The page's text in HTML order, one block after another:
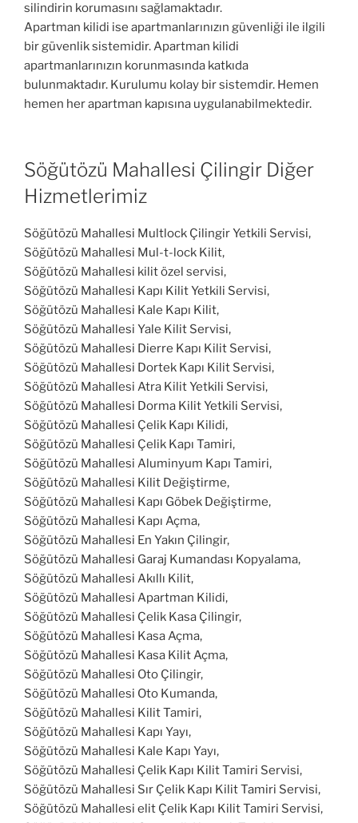
silindirin korumasını sağlamaktadır.
Apartman kilidi ise apartmanlarınızın güvenliği ile ilgili
bir güvenlik sistemidir. Apartman kilidi
apartmanlarınızın korunmasında katkıda
bulunmaktadır. Kurulumu kolay bir sistemdir. Hemen
hemen her apartman kapısına uygulanabilmektedir.
Söğütözü Mahallesi Çilingir Diğer
Hizmetlerimiz
Söğütözü Mahallesi Multlock Çilingir Yetkili Servisi,
Söğütözü Mahallesi Mul-t-lock Kilit,
Söğütözü Mahallesi kilit özel servisi,
Söğütözü Mahallesi Kapı Kilit Yetkili Servisi,
Söğütözü Mahallesi Kale Kapı Kilit,
Söğütözü Mahallesi Yale Kilit Servisi,
Söğütözü Mahallesi Dierre Kapı Kilit Servisi,
Söğütözü Mahallesi Dortek Kapı Kilit Servisi,
Söğütözü Mahallesi Atra Kilit Yetkili Servisi,
Söğütözü Mahallesi Dorma Kilit Yetkili Servisi,
Söğütözü Mahallesi Çelik Kapı Kilidi,
Söğütözü Mahallesi Çelik Kapı Tamiri,
Söğütözü Mahallesi Aluminyum Kapı Tamiri,
Söğütözü Mahallesi Kilit Değiştirme,
Söğütözü Mahallesi Kapı Göbek Değiştirme,
Söğütözü Mahallesi Kapı Açma,
Söğütözü Mahallesi En Yakın Çilingir,
Söğütözü Mahallesi Garaj Kumandası Kopyalama,
Söğütözü Mahallesi Akıllı Kilit,
Söğütözü Mahallesi Apartman Kilidi,
Söğütözü Mahallesi Çelik Kasa Çilingir,
Söğütözü Mahallesi Kasa Açma,
Söğütözü Mahallesi Kasa Kilit Açma,
Söğütözü Mahallesi Oto Çilingir,
Söğütözü Mahallesi Oto Kumanda,
Söğütözü Mahallesi Kilit Tamiri,
Söğütözü Mahallesi Kapı Yayı,
Söğütözü Mahallesi Kale Kapı Yayı,
Söğütözü Mahallesi Çelik Kapı Kilit Tamiri Servisi,
Söğütözü Mahallesi Sır Çelik Kapı Kilit Tamiri Servisi,
Söğütözü Mahallesi elit Çelik Kapı Kilit Tamiri Servisi,